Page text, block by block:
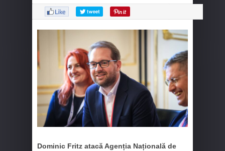
Dominic Fritz atacă Agenția Națională de